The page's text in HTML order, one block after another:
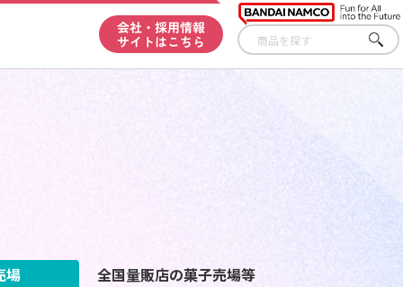
会社・採用情報
サイトはこちら
さが
す
場
全国量販店の菓子売場等